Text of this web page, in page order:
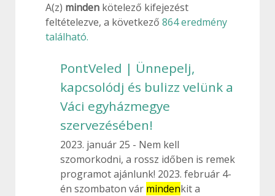
A(z) minden kötelező kifejezést
feltételezve, a következő 864 eredmény
található.
PontVeled | Ünnepelj,
kapcsolódj és bulizz velünk a
Váci egyházmegye
szervezésében!
2023. január 25
Nem kell
szomorkodni, a rossz időben is remek
programot ajánlunk! 2023. február 4-
én szombaton vár mindenkit a